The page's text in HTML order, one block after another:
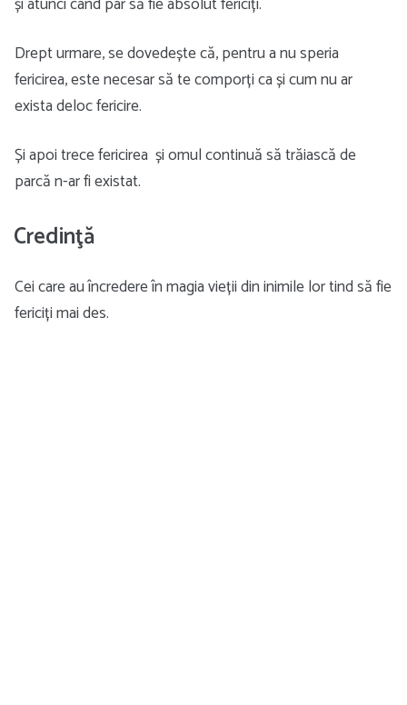
Drept urmare, se dovedește că, pentru a nu speria
fericirea, este necesar să te comporți ca și cum nu ar
exista deloc fericire.
Și apoi trece fericirea și omul continuă să trăiască de
parcă n-ar fi existat.
Credinţă
Cei care au încredere în magia vieții din inimile lor tind să fie
fericiți mai des.